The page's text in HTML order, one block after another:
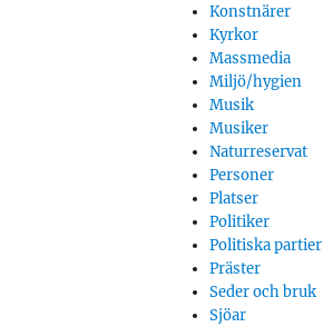
Konstnärer
Kyrkor
Massmedia
Miljö/hygien
Musik
Musiker
Naturreservat
Personer
Platser
Politiker
Politiska partier
Präster
Seder och bruk
Sjöar